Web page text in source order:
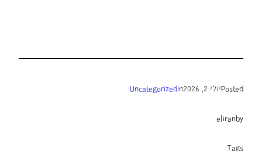
Postedיולי 2, 2026 in
Uncategorized
by
eliran
Tags: